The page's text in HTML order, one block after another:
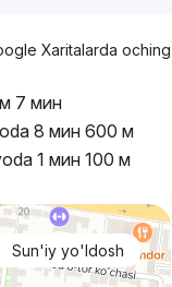
Xaritalarda oching
7 мин
8 мин 600 м
1 мин 100 м
Sun'iy yo'ldosh